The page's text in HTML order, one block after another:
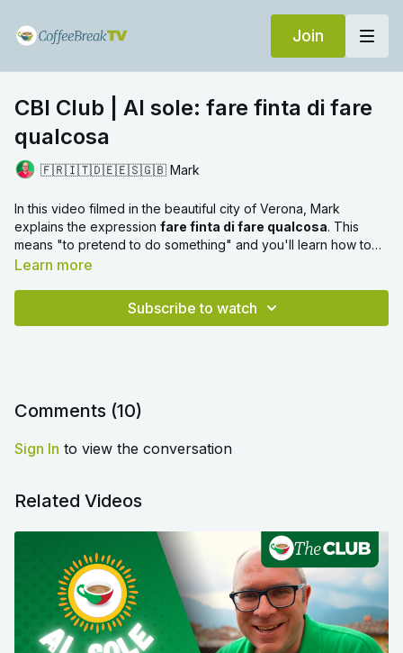
Join
CBI Club | Al sole: fare finta di fare
qualcosa
🇫🇷🇮🇹🇩🇪🇪🇸🇬🇧 Mark
In this video filmed in the beautiful city of Verona, Mark
explains the expression fare finta di fare qualcosa. This
means "to pretend to do something" and you'll learn how to
use this expression with the help of three examples.
Learn more
Subscribe to watch
Comments (10)
Sign In to view the conversation
Related Videos